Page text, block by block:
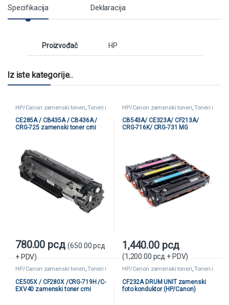
Specifikacija Deklaracija
Proizvođač HP
Iz iste kategorije..
HP/Canon zamenski toneri,Toneri i
kertridži
Zamenski toneri i kertridži
CE285A / CB435A / CB436A /
CRG-725 zamenski toner crni
780.00 рсд (650.00рсд
+ PDV)
HP/Canon zamenski toneri,Toneri i
kertridži
Zamenski toneri i kertridži
CB543A/ CE323A/ CF213A/
CRG-716K/ CRG-731 MG
1,440.00 рсд
(1,200.00 рсд + PDV)
HP/Canon zamenski toneri,Toneri i
CE505X / CF280X /CRG-719H /C-
EXV40 zamenski toner crni
HP/Canon zamenski toneri,Toneri i
CF232A DRUM UNIT zamenski
foto konduktor (HP/Canon)